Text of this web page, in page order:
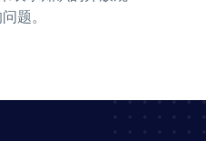
题。